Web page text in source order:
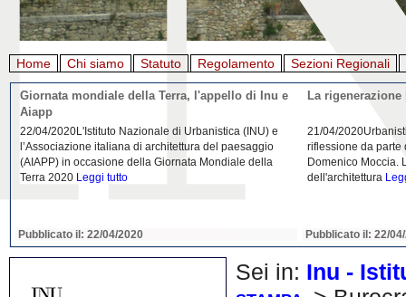
Home Chi siamo Statuto Regolamento Sezioni Regionali
Giornata mondiale della Terra, l'appello di Inu e
Aiapp
22/04/2020L'Istituto Nazionale di Urbanistica (INU) e
l’Associazione italiana di architettura del paesaggio
(AIAPP) in occasione della Giornata Mondiale della
Terra 2020 Leggi tutto
Pubblicato il: 22/04/2020
La
21/04/
riflessione da parte
Domenico Moccia.
dell'architettura
Pubblicato il: 22/
Sei in: Inu -